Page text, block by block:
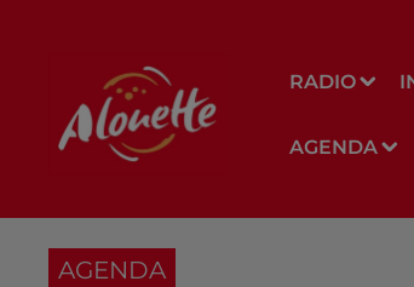
RADIO
AGENDA
AGENDA